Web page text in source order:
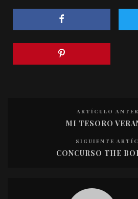
ARTÍCULO
MI TESORO
SIGUIENTE
CONCURSO THE